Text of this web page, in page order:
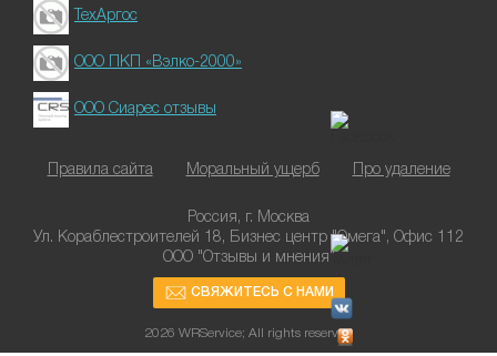
ТехАргос
ООО ПКП «Вэлко-2000»
ООО Сиарес отзывы
Правила сайта Моральный ущерб Про удаление
Россия, г. Москва
Ул. Кораблестроителей 18, Бизнес центр "Омега", Офис 112
ООО "Отзывы и мнения"
СВЯЖИТЕСЬ С НАМИ
2026 WRService; All rights reserved